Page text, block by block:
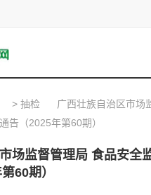
> 抽检
广西壮族自治区市场
告（2025年第60期）
场监督管理局 食品安全
60期）